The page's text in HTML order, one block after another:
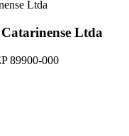
Ltda
89900-000